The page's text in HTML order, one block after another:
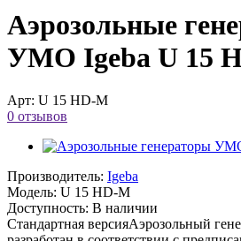
Аэрозольные
УМО Igeba U 15
Арт: U 15 HD-M
0 отзывов
Производитель: Igeba
Модель: U 15 HD-M
Доступность: В наличии
Стандартная версияАэрозольный